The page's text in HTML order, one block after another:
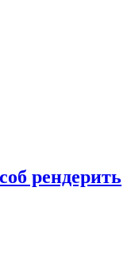
рендерить